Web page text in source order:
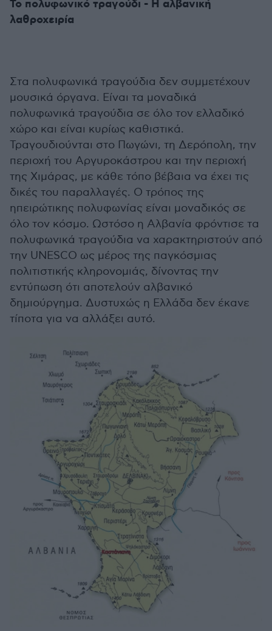
Το πολυφωνικό τραγούδι - Η αλβανική
λαθροχειρία
Στα πολυφωνικά τραγούδια δεν συμμετέχουν
μουσικά όργανα. Είναι τα μοναδικά
πολυφωνικά τραγούδια σε όλο τον ελλαδικό
χώρο και είναι κυρίως καθιστικά.
Τραγουδιούνται στο Πωγώνι, τη Δερόπολη, την
περιοχή του Αργυροκάστρου και την περιοχή
της Χιμάρας, με κάθε τόπο βέβαια να έχει τις
δικές του παραλλαγές. Ο τρόπος της
ηπειρώτικης πολυφωνίας είναι μοναδικός σε
όλο τον κόσμο. Ωστόσο η Αλβανία φρόντισε τα
πολυφωνικά τραγούδια να χαρακτηριστούν από
την UNESCO ως μέρος της παγκόσμιας
πολιτιστικής κληρονομιάς, δίνοντας την
εντύπωση ότι αποτελούν αλβανικό
δημιούργημα. Δυστυχώς η Ελλάδα δεν έκανε
τίποτα για να αλλάξει αυτό.